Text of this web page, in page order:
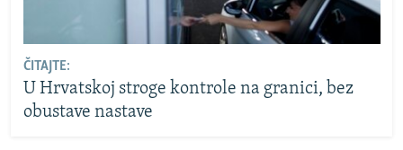
ČITAJTE:
U Hrvatskoj stroge kontrole na granici, bez
obustave nastave